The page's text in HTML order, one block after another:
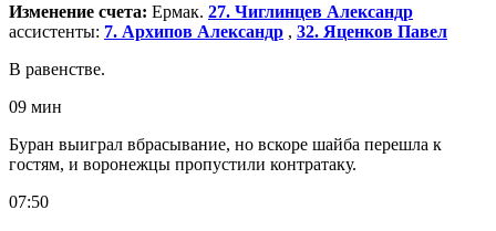
Изменение счета: Ермак. 27. Чиглинцев Александр
ассистенты: 7. Архипов Александр , 32. Яценков Павел
В равенстве.
09 мин
Буран выиграл вбрасывание, но вскоре шайба перешла к
гостям, и воронежцы пропустили контратаку.
07:50